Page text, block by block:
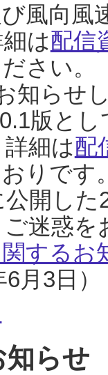
風向風
は配信
さい。
知らせ
版と
細は配
りです
開し
迷惑
するお
月3日）
知らせ